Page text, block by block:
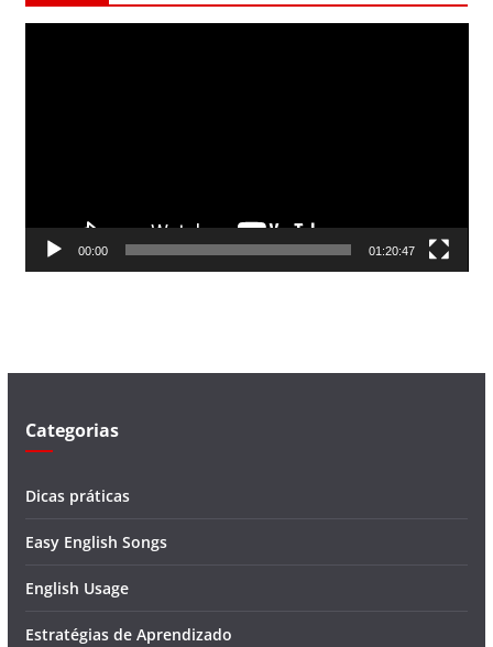
d
00:00 01:20:47
Categorias
Dicas práticas
Easy English Songs
English Usage
Estratégias de Aprendizado